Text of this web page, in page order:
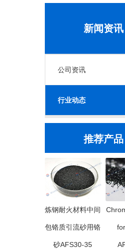
新闻资讯
公司资讯
行业动态
推荐产品
炼钢耐火材料中间
包铬质引流砂用铬
砂AFS30-35